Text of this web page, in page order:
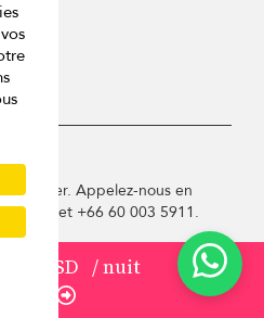
600 USD / nuit
Finder. Appelez-nous en
à Phuket +66 60 003 5911.